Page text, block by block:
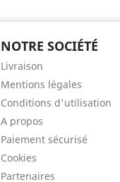
NOTRE SOCIÉTÉ
Livraison
Mentions légales
Conditions d'utilisation
A propos
Paiement sécurisé
Cookies
Partenaires